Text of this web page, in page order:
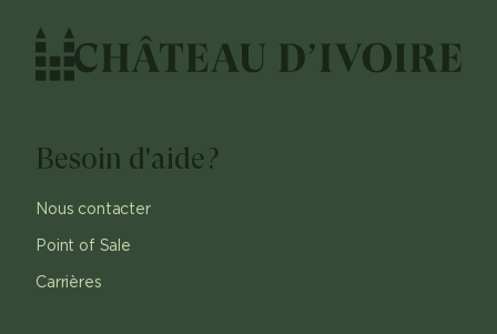
Besoin d'aide?
Nous contacter
Point of Sale
Carrières